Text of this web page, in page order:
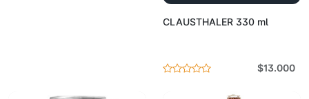
CLAUSTHALER 330 ml
$13.000